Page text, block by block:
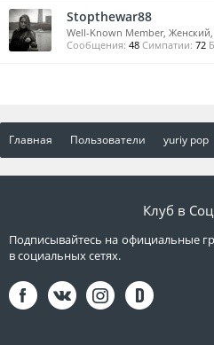
Stopthewar88
Well-Known Member,
Сообщения: 48 Симпатии: 72
Главная Пользователи yuriy pop
Клуб в
Подписывайтесь на официальные
в социальных сетях.